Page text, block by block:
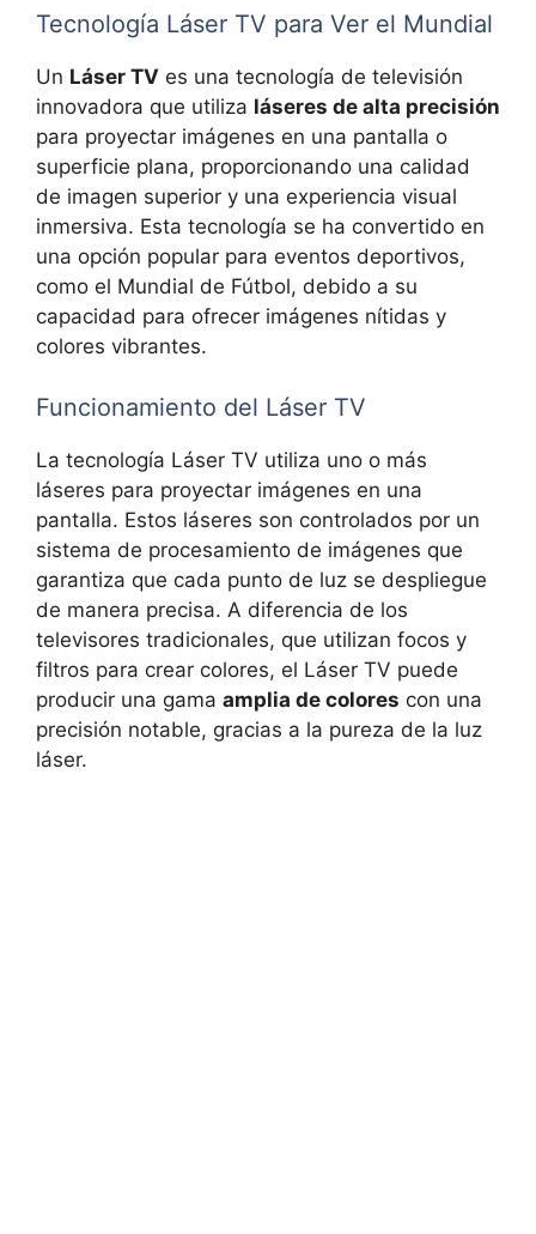
Tecnología Láser TV para Ver el Mundial
Un Láser TV es una tecnología de televisión
innovadora que utiliza láseres de alta precisión
para proyectar imágenes en una pantalla o
superficie plana, proporcionando una calidad
de imagen superior y una experiencia visual
inmersiva. Esta tecnología se ha convertido en
una opción popular para eventos deportivos,
como el Mundial de Fútbol, debido a su
capacidad para ofrecer imágenes nítidas y
colores vibrantes.
Funcionamiento del Láser TV
La tecnología Láser TV utiliza uno o más
láseres para proyectar imágenes en una
pantalla. Estos láseres son controlados por un
sistema de procesamiento de imágenes que
garantiza que cada punto de luz se despliegue
de manera precisa. A diferencia de los
televisores tradicionales, que utilizan focos y
filtros para crear colores, el Láser TV puede
producir una gama amplia de colores con una
precisión notable, gracias a la pureza de la luz
láser.